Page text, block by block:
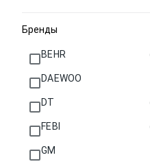
Бренды
BEHR
DAEWOO
DT
FEBI
GM